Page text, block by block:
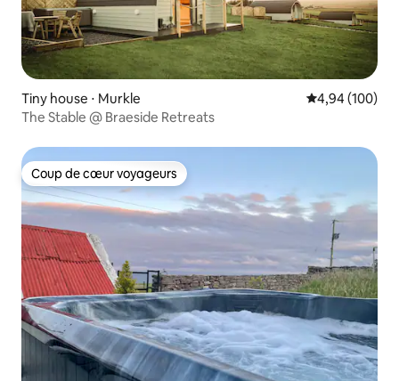
Tiny house ⋅ Murkle Évaluation
4,94 (100)
The Stable @ Braeside Retreats
Coup de cœur voyageurs
Coup de cœur voyageurs